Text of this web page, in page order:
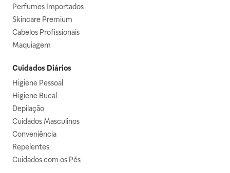
Perfumes Importados
Skincare Premium
Cabelos Profissionais
Maquiagem
Cuidados Diários
Higiene Pessoal
Higiene Bucal
Depilação
Cuidados Masculinos
Conveniência
Repelentes
Cuidados com os Pés